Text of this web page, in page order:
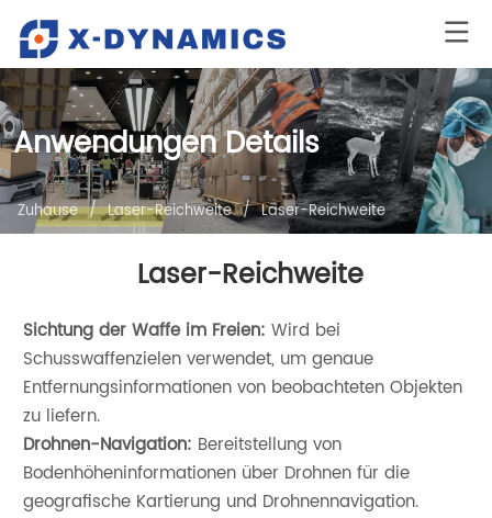
Anwendungen Details
Zuhause / Laser-Reichweite / Laser-Reichweite
Laser-Reichweite
Sichtung der Waffe im Freien: Wird bei
Schusswaffenzielen verwendet, um genaue
Entfernungsinformationen von beobachteten Objekten
zu liefern.
Drohnen-Navigation: Bereitstellung von
Bodenhöheninformationen über Drohnen für die
geografische Kartierung und Drohnennavigation.